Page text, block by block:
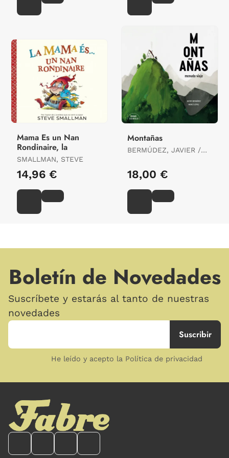
Mama Es un Nan
Rondinaire, la
SMALLMAN, STEVE
14,96 €
Montañas
BERMÚDEZ, JAVIER /
18,00 €
Boletín de Novedades
Suscríbete y estarás al tanto de nuestras
novedades
He leído y acepto la Política de privacidad